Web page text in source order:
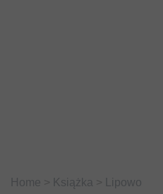
Home Książka Lipowo